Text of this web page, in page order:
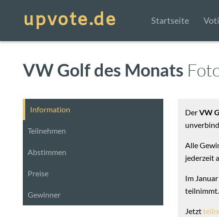
Startseite
VW Golf des Monats
Information
Teilnehmen
Abstimmen
Preise
Gewinner
DerVW
Alle
jederzeit
Im
teilnimmt.
Jetzt